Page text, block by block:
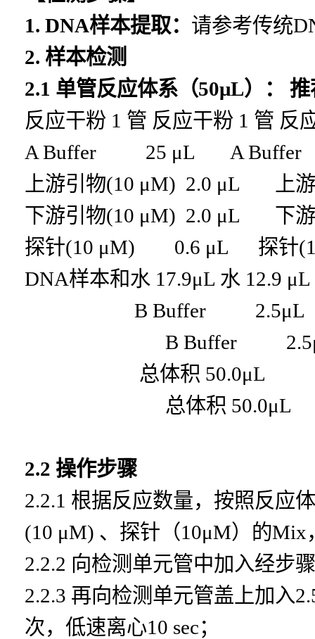
1. DNA样本提取： 请参考传统
2. 样本检测
2.1 单管反应体系（50μL）：
反应干粉 1 管 反应干粉 1 管 反
A Buffer 25 μL A
上游引物(10 μM) 2.0 μL
下游引物(10 μM) 2.0 μL 下
探针(10 μM) 0.6 μL 探针
DNA样本和水 1 7.9μL 水 1 2.9 μL
B Buffer
B Buffer
总体积 50.0μL
总体积 50.0μL
2.2 操作步骤
2.2.1 根据反应数量，按照反应
(10 μM) 、探针（10μM）的Mix
2.2.2 向检测单元管中加入经步
2.2.3 再向检测单元管盖上加入
次，低速离心10 sec；